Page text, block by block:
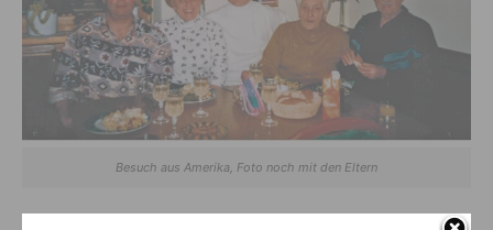
Besuch aus Amerika, Foto noch mit den Eltern